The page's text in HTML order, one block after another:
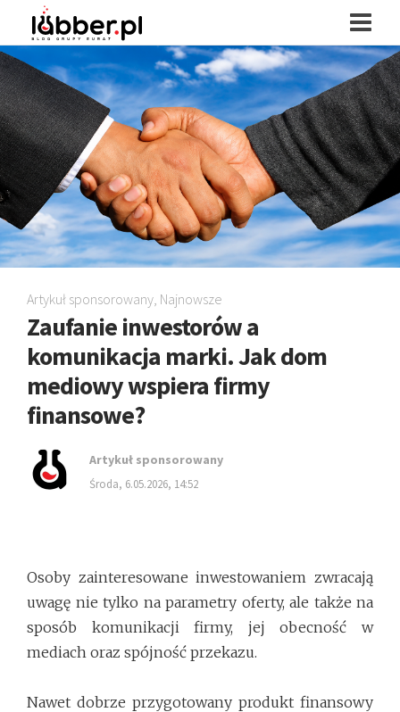
Artykuł sponsorowany, Najnowsze
Zaufanie inwestorów a
komunikacja marki. Jak dom
mediowy wspiera firmy
finansowe?
Artykuł sponsorowany
środa, 6.05.2026, 14:52
Osoby zainteresowane inwestowaniem zwracają
uwagę nie tylko na parametry oferty, ale także na
sposób komunikacji firmy, jej obecność w
mediach oraz spójność przekazu.
Nawet dobrze przygotowany produkt finansowy